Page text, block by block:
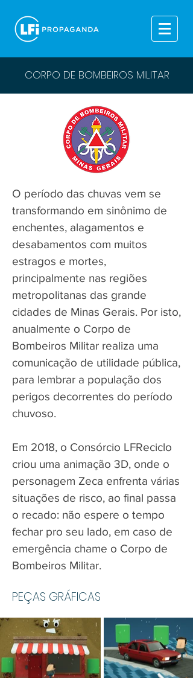
CORPO DE BOMBEIROS MILITAR
O período das chuvas vem se
transformando em sinônimo de
enchentes, alagamentos e
desabamentos com muitos
estragos e mortes,
principalmente nas regiões
metropolitanas das grande
cidades de Minas Gerais. Por isto,
anualmente o Corpo de
Bombeiros Militar realiza uma
comunicação de utilidade pública,
para lembrar a população dos
perigos decorrentes do período
chuvoso.
Em 2018, o Consórcio LFReciclo
criou uma animação 3D, onde o
personagem Zeca enfrenta várias
situações de risco, ao final passa
o recado: não espere o tempo
fechar pro seu lado, em caso de
emergência chame o Corpo de
Bombeiros Militar.
PEÇAS GRÁFICAS